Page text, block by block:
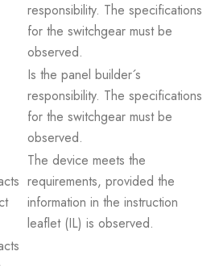
responsibility. The specifications
for the switchgear must be
observed.
Is the panel builder´s
responsibility. The specifications
for the switchgear must be
observed.
The device meets the
requirements, provided the
information in the instruction
leaflet (IL) is observed.